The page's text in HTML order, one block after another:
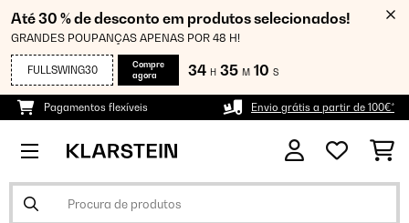
Até 30 % de desconto em produtos selecionados!
GRANDES POUPANÇAS APENAS POR 48 H!
FULLSWING30
Compre
agora
34 H 35 M 08 S
Pagamentos flexíveis Envio grátis a partir de 100€*